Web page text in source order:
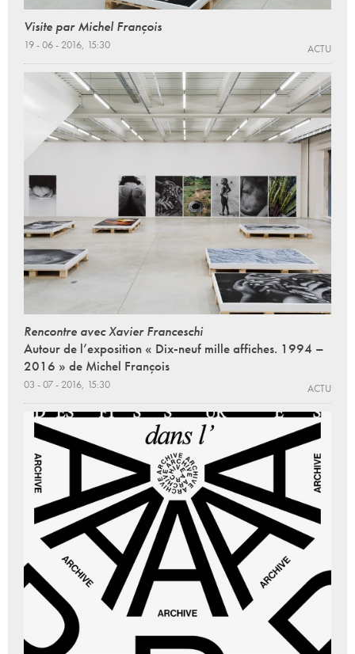
Visite par Michel François
19 - 06 - 2016, 15:30 ACTU
Rencontre avec Xavier Franceschi
Autour de l’exposition « Dix-neuf mille affiches. 1994 –
2016 » de Michel François
03 - 07 - 2016, 15:30 ACTU